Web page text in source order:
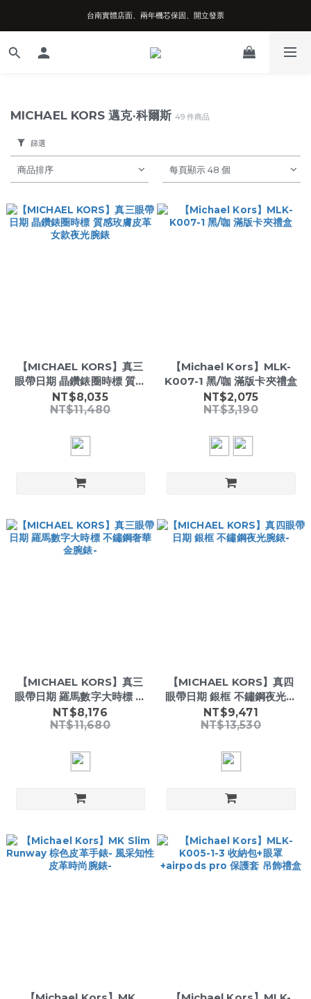
台南實體店面、兩年機芯保固、開立發票
台南實體店面、兩年機芯保固、開立發票
安心購買享七天鑑賞期、可超取可刷卡分期
MICHAEL KORS 邁克·科爾斯49 件商品
篩選
商品排序 每頁顯示 48 個
【MICHAEL KORS】真三
眼帶日期 晶鑽錶圈時標 質感
玫膚皮革 女款夜光腕錶
NT$8,035
NT$11,480
【Michael Kors】MLK-
K007-1 黑/咖 滿版卡夾禮盒
NT$2,075
NT$3,190
【MICHAEL KORS】真三
眼帶日期 羅馬數字大時標 不
鏽鋼奢華金腕錶-
NT$8,176
NT$11,680
【MICHAEL KORS】真四
眼帶日期 銀框 不鏽鋼夜光腕
錶-
NT$9,471
NT$13,530